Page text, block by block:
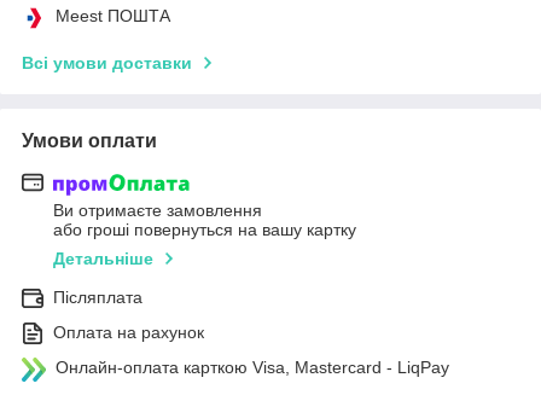
Meest ПОШТА
Всі умови доставки
Умови оплати
Ви отримаєте замовлення
або гроші повернуться на вашу картку
Детальніше
Післяплата
Оплата на рахунок
Онлайн-оплата карткою Visa, Mastercard - LiqPay